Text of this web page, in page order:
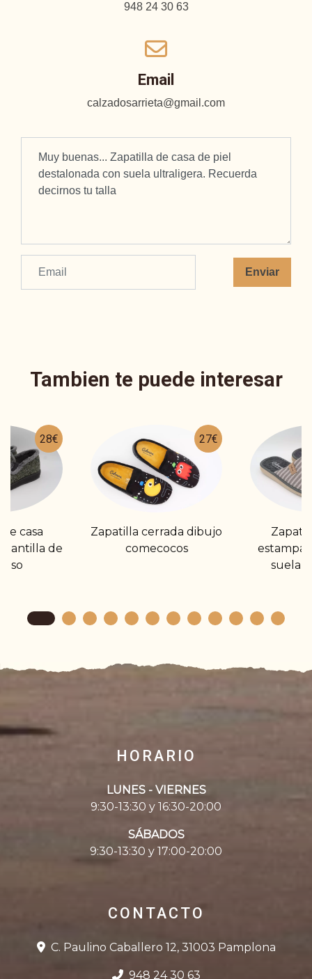
948 24 30 63
Email
calzadosarrieta@gmail.com
Enviar
Tambien te puede interesar
28€
casa
de
27€
Zapatilla cerrada dibujo
comecocos
suela
HORARIO
LUNES - VIERNES
9:30-13:30 y 16:30-20:00
SÁBADOS
9:30-13:30 y 17:00-20:00
CONTACTO
C. Paulino Caballero 12, 31003 Pamplona
948 24 30 63